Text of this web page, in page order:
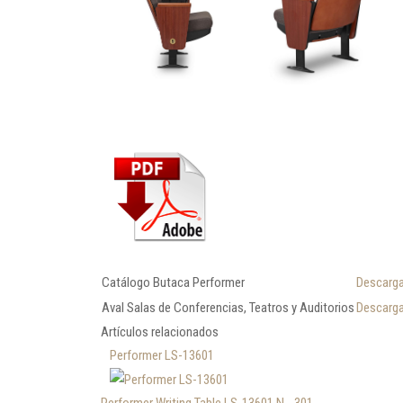
Catálogo Butaca Performer
Aval Salas de Conferencias, Teatros y Auditorios
Artículos relacionados
Performer LS-13601